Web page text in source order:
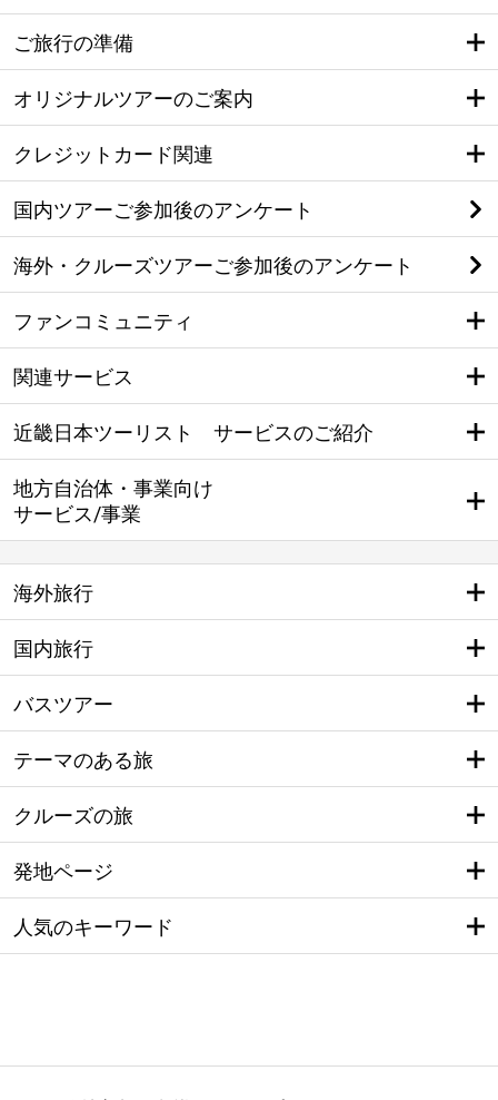
ご旅行の準備
オリジナルツアーのご案内
クレジットカード関連
国内ツアーご参加後のアンケート
海外・クルーズツアーご参加後のアンケート
ファンコミュニティ
関連サービス
近畿日本ツーリスト サービスのご紹介
地方自治体・事業向け
サービス/事業
海外旅行
国内旅行
バスツアー
テーマのある旅
クルーズの旅
発地ページ
人気のキーワード